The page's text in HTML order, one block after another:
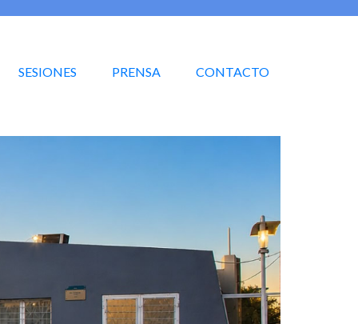
SESIONES PRENSA CONTACTO